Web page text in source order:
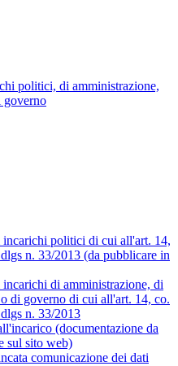
politici, di amministrazione,
governo
politici di cui all'art. 14,
n. 33/2013 (da pubblicare in
di amministrazione, di
di governo di cui all'art. 14, co.
n. 33/2013
(documentazione da
sul sito web)
comunicazione dei dati